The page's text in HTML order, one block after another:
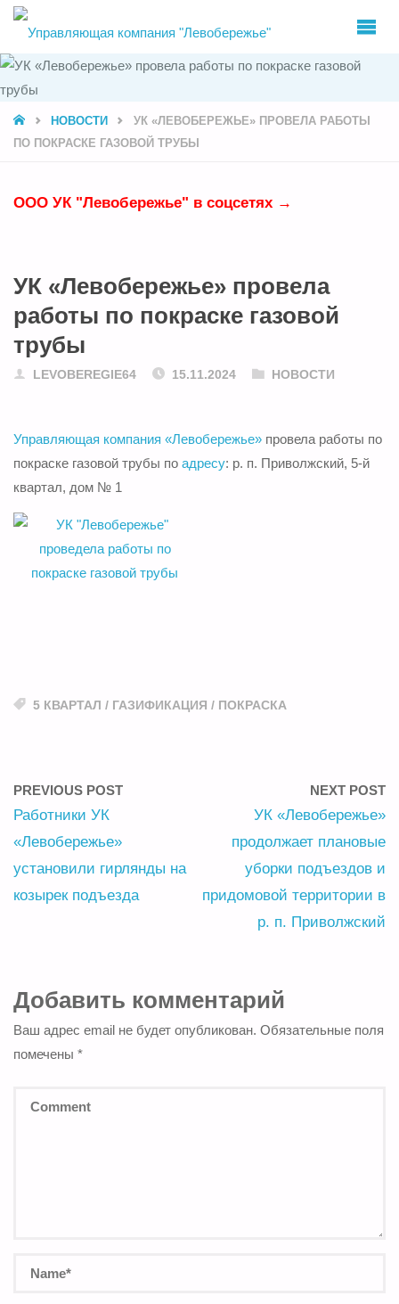
HOMEНОВОСТИ
УК «ЛЕВОБЕРЕЖЬЕ» ПРОВЕЛА РАБОТЫ
ПО ПОКРАСКЕ ГАЗОВОЙ ТРУБЫ
ООО УК "Левобережье" в соцсетях →
УК «Левобережье» провела
работы по покраске газовой
трубы
LEVOBEREGIE64 15.11.2024 НОВОСТИ
Управляющая компания «Левобережье» провела работы по
покраске газовой трубы поадресу: р. п. Приволжский, 5-й
квартал, дом № 1
5 КВАРТАЛ / ГАЗИФИКАЦИЯ / ПОКРАСКА
PREVIOUS POST
Работники УК
«Левобережье»
установили гирлянды на
козырек подъезда
NEXT POST
УК «Левобережье»
продолжает плановые
уборки подъездов и
придомовой территории в
р. п. Приволжский
Добавить комментарий
Ваш адрес email не будет опубликован. Обязательные поля
помечены*